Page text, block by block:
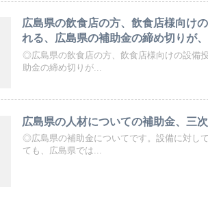
広島県の飲食店の方、飲食店様向け
れる、広島県の補助金の締め切りが
◎広島県の飲食店の方、飲食店様向けの設備
助金の締め切りが...
広島県の人材についての補助金、三
◎広島県の補助金についてです。設備に対し
ても、広島県では...